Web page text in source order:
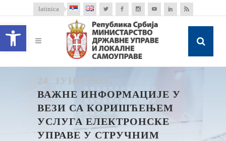
Open toolbar
latinica
24. ЈУНА 2020.
ВАЖНЕ ИНФОРМАЦИЈЕ У
ВЕЗИ СА КОРИШЋЕЊЕМ
УСЛУГА ЕЛЕКТРОНСКЕ
УПРАВЕ У СТРУЧНИМ